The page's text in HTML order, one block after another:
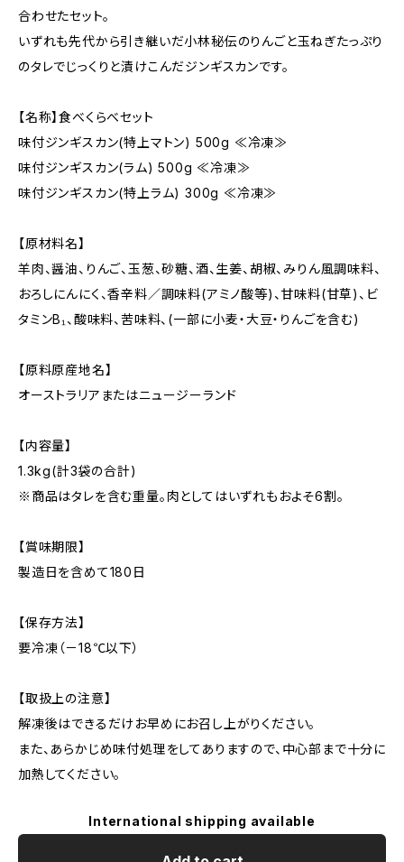
合わせたセット。
いずれも先代から引き継いだ小林秘伝のりんごと玉ねぎたっぷり
のタレでじっくりと漬けこんだジンギスカンです。
【名称】食べくらべセット
味付ジンギスカン(特上マトン) 500g ≪冷凍≫
味付ジンギスカン(ラム) 500g ≪冷凍≫
味付ジンギスカン(特上ラム) 300g ≪冷凍≫
【原材料名】
羊肉、醤油、りんご、玉葱、砂糖、酒、生姜、胡椒、みりん風調味料、
おろしにんにく、香辛料／調味料(アミノ酸等)、甘味料(甘草)、ビ
タミンB₁、酸味料、苦味料、(一部に小麦・大豆・りんごを含む)
【原料原産地名】
オーストラリアまたはニュージーランド
【内容量】
1.3kg(計3袋の合計)
※商品はタレを含む重量。肉としてはいずれもおよそ6割。
【賞味期限】
製造日を含めて180日
【保存方法】
要冷凍（－18℃以下）
【取扱上の注意】
解凍後はできるだけお早めにお召し上がりください。
また、あらかじめ味付処理をしてありますので、中心部まで十分に
加熱してください。
International shipping available